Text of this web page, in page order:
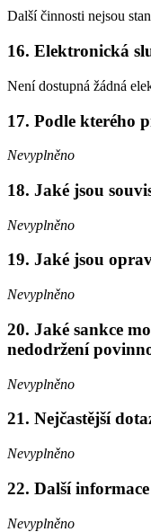
Další činnosti nejsou
16. Elektronická
Není dostupná žádná
17. Podle kterého
Nevyplněno
18. Jaké jsou
Nevyplněno
19. Jaké jsou
Nevyplněno
20. Jaké sankce
nedodržení
Nevyplněno
21. Nejčastější
Nevyplněno
22. Další informace
Nevyplněno